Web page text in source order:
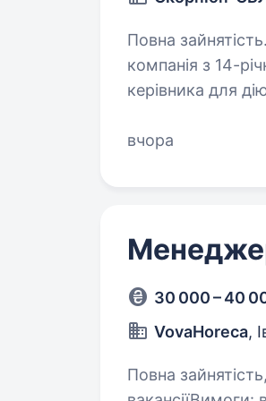
Повна зайнятість.
компанія з 14-
керівника для
вчора
30 000 – 40
VovaHoreca,
Повна зайнятість,